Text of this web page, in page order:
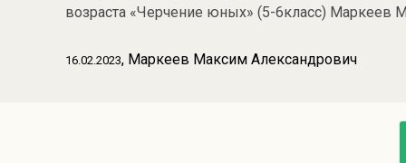
возраста «Черчение юных» (5-6класс) Маркеев
16.02.2023, Маркеев Максим Александрович